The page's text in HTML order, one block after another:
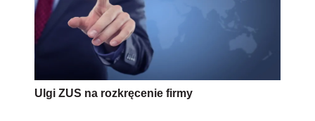
Ulgi ZUS na rozkręcenie firmy